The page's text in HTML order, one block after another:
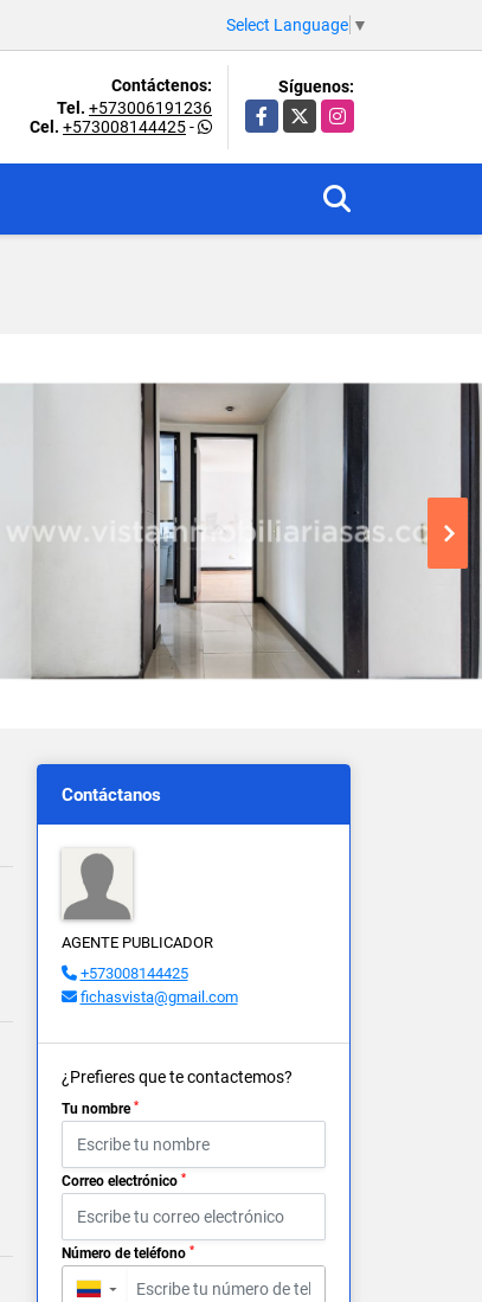
Select Language ▼
Contáctenos:
Tel. +573006191236
Cel. +573008144425-
Síguenos:
Facebook
X Instagram
Contáctanos
AGENTE PUBLICADOR
+573008144425
fichasvista@gmail.com
¿Prefieres que te contactemos?
Tu nombre *
Correo electrónico *
Número de teléfono *
▼